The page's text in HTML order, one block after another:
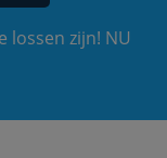
lossen zijn! NU